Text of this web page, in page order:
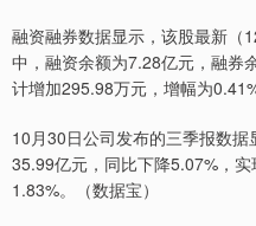
融资融券数据显示，该股最新（
中，融资余额为7.28亿元，融券
计增加295.98万元，增幅为0.41%
10月30日公司发布的三季报数
35.99亿元，同比下降5.07%，
1.83%。（数据宝）